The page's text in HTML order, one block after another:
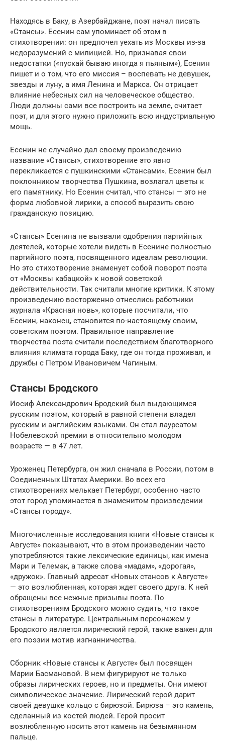
Находясь в Баку, в Азербайджане, поэт начал писать
«Стансы». Есенин сам упоминает об этом в
стихотворении: он предпочел уехать из Москвы из-за
недоразумений с милицией. Но, признавая свои
недостатки («пускай бываю иногда я пьяным»), Есенин
пишет и о том, что его миссия – воспевать не девушек,
звезды и луну, а имя Ленина и Маркса. Он отрицает
влияние небесных сил на человеческое общество.
Люди должны сами все построить на земле, считает
поэт, и для этого нужно приложить всю индустриальную
мощь.
Есенин не случайно дал своему произведению
название «Стансы», стихотворение это явно
перекликается с пушкинскими «Стансами». Есенин был
поклонником творчества Пушкина, возлагал цветы к
его памятнику. Но Есенин считал, что стансы — это не
форма любовной лирики, а способ выразить свою
гражданскую позицию.
«Стансы» Есенина не вызвали одобрения партийных
деятелей, которые хотели видеть в Есенине полностью
партийного поэта, посвященного идеалам революции.
Но это стихотворение знаменует собой поворот поэта
от «Москвы кабацкой» к новой советской
действительности. Так считали многие критики. К этому
произведению восторженно отнеслись работники
журнала «Красная новь», которые посчитали, что
Есенин, наконец, становится по-настоящему своим,
советским поэтом. Правильное направление
творчества поэта считали последствием благотворного
влияния климата города Баку, где он тогда проживал, и
дружбы с Петром Ивановичем Чагиным.
Стансы Бродского
Иосиф Александрович Бродский был выдающимся
русским поэтом, который в равной степени владел
русским и английским языками. Он стал лауреатом
Нобелевской премии в относительно молодом
возрасте — в 47 лет.
Уроженец Петербурга, он жил сначала в России, потом в
Соединенных Штатах Америки. Во всех его
стихотворениях мелькает Петербург, особенно часто
этот город упоминается в знаменитом произведении
«Стансы городу».
Многочисленные исследования книги «Новые стансы к
Августе» показывают, что в этом произведении часто
употребляются такие лексические единицы, как имена
Мари и Телемак, а также слова «мадам», «дорогая»,
«дружок». Главный адресат «Новых стансов к Августе»
— это возлюбленная, которая ждет своего друга. К ней
обращены все нежные призывы поэта. По
стихотворениям Бродского можно судить, что такое
стансы в литературе. Центральным персонажем у
Бродского является лирический герой, также важен для
его поэзии мотив изгнанничества.
Сборник «Новые стансы к Августе» был посвящен
Марии Басмановой. В нем фигурируют не только
образы лирических героев, но и предметы. Они имеют
символическое значение. Лирический герой дарит
своей девушке кольцо с бирюзой. Бирюза – это камень,
сделанный из костей людей. Герой просит
возлюбленную носить этот камень на безымянном
пальце.